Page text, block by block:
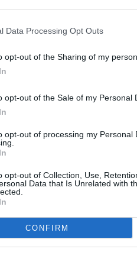
Data Processing Opt Outs
opt-out of the Sharing of my
opt-out of the Sale of my Personal
opt-out of processing my Personal
opt-out of Collection, Use,
Data that Is Unrelated with
CONFIRM
de code avec KLM ?
4
compagnies chinoises…”
UN COMMENTAIRE